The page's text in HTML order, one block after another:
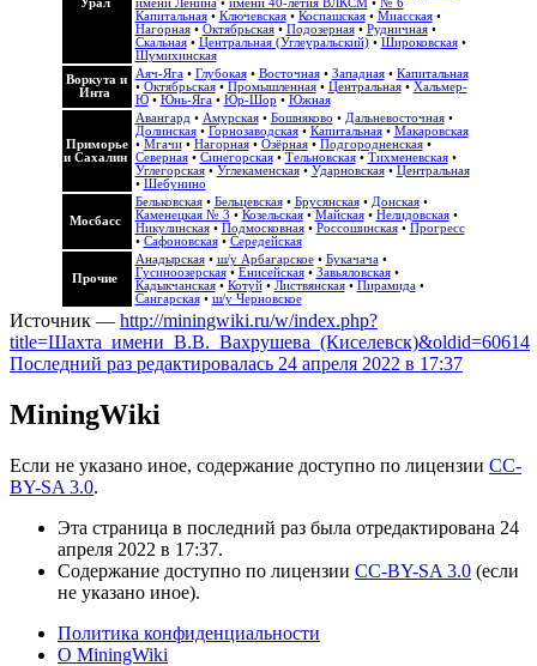
Капитальная• Ключевская• Коспашская• Миасская•
Нагорная• Октябрьская• Подозерная• Рудничная•
Скальная• Центральная (Углеуральский)• Широковская•
Шумихинская
Воркута и
Инта
Аяч-Яга• Глубокая• Восточная• Западная• Капитальная
• Октябрьская• Промышленная• Центральная• Хальмер-
Ю• Юнь-Яга• Юр-Шор • Южная
Приморье
и Сахалин
Авангард • Амурская• Бошняково • Дальневосточная•
Долинская• Горнозаводская• Капитальная• Макаровская
• Мгачи• Нагорная• Озёрная• Подгородненская•
Северная• Синегорская• Тельновская• Тихменевская•
Углегорская• Углекаменская• Ударновская• Центральная
• Шебунино
Мосбасс
Бельковская• Бельцевская• Брусянская• Донская•
Каменецкая № 3 • Козельская• Майская• Нелидовская•
Никулинская• Подмосковная• Россошинская• Прогресс
• Сафоновская• Середейская
Прочие
Анадырская• ш/у Арбагарское• Букачача•
Гусиноозерская• Енисейская• Завьяловская•
Кадыкчанская• Котуй• Листвянская• Пирамида•
Сангарская• ш/у Черновское
Источник — http://miningwiki.ru/w/index.php?
title=Шахта_имени_В.В._Вахрушева_(Киселевск)&oldid=60614
Последний раз редактировалась 24 апреля 2022 в 17:37
MiningWiki
Если не указано иное, содержание доступно по лицензии CC-
BY-SA 3.0.
Эта страница в последний раз была отредактирована 24
апреля 2022 в 17:37.
Содержание доступно по лицензии CC-BY-SA 3.0 (если
не указано иное).
Политика конфиденциальности
О MiningWiki